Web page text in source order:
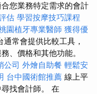
您業務特定需求的會計
估 學習按摩技巧課程
園植牙專業醫師 獲得優
常會提供比較工具，
、價格和其他功能。
公司 外燴自助餐 輕鬆安
台中國術館推薦 線上平
找會計師。 在